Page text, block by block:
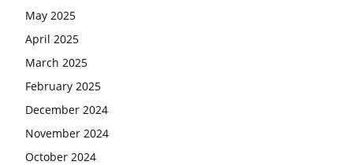
May 2025
April 2025
March 2025
February 2025
December 2024
November 2024
October 2024